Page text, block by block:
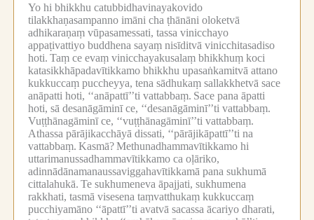
Yo hi bhikkhu catubbidhavinayakovido
tilakkhaṇasampanno imāni cha ṭhānāni oloketvā
adhikaraṇaṃ vūpasamessati, tassa vinicchayo
appaṭivattiyo buddhena sayaṃ nisīditvā vinicchitasadiso
hoti. Taṃ ce evaṃ vinicchayakusalaṃ bhikkhuṃ koci
katasikkhāpadavītikkamo bhikkhu upasaṅkamitvā attano
kukkuccaṃ puccheyya, tena sādhukaṃ sallakkhetvā sace
anāpatti hoti, ‘‘anāpattī’’ti vattabbaṃ. Sace pana āpatti
hoti, sā desanāgāminī ce, ‘‘desanāgāminī’’ti vattabbaṃ.
Vuṭṭhānagāminī ce, ‘‘vuṭṭhānagāminī’’ti vattabbaṃ.
Athassa pārājikacchāyā dissati, ‘‘pārājikāpattī’’ti na
vattabbaṃ. Kasmā?Methunadhammavītikkamo hi
uttarimanussadhammavītikkamo ca oḷāriko,
adinnādānamanaussaviggahavītikkamā pana sukhumā
cittalahukā. Te sukhumeneva āpajjati, sukhumena
rakkhati, tasmā visesena taṃvatthukaṃ kukkuccaṃ
pucchiyamāno ‘‘āpattī’’ti avatvā sacassa ācariyo dharati,